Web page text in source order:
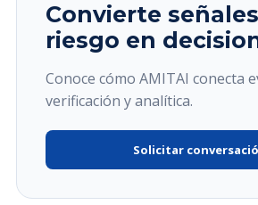
Convierte
riesgo en
Conoce cómo AMITAI conecta
verificación y analítica.
Solicitar